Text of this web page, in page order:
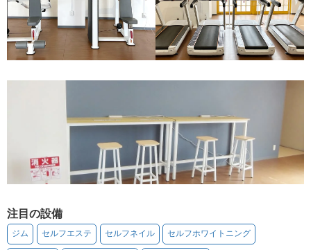
注目の設備
ジム セルフエステ セルフネイル セルフホワイトニング